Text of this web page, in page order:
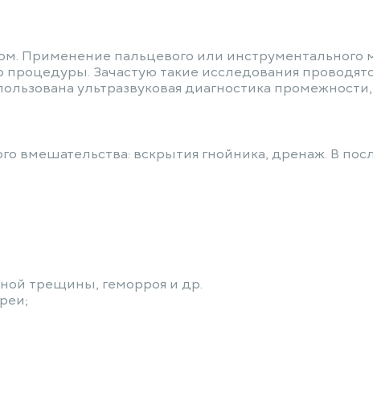
Применение пальцевого или инструментального
Зачастую такие исследования
ультразвуковая диагностика
вмешательства: вскрытия гнойника, дренаж. В
трещины, геморроя и др.